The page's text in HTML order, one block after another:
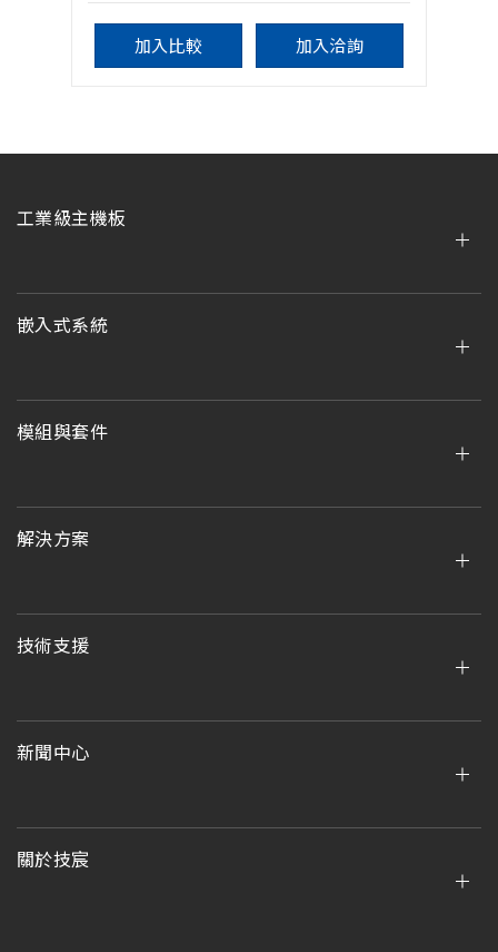
加入比較 加入洽詢
工業級主機板
嵌入式系統
模組與套件
解決方案
技術支援
新聞中心
關於技宸